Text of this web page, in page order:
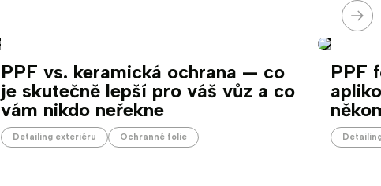
PPF vs. keramická ochrana — co
je skutečně lepší pro váš vůz a co
vám nikdo neřekne
Detailing exteriéru Ochranné folie
PPF